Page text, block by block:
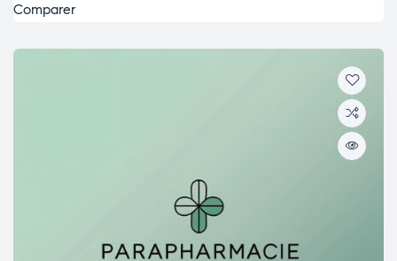
Comparer